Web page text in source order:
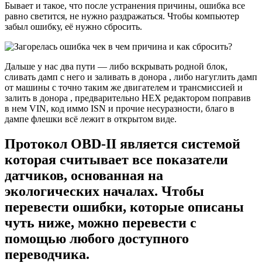
Бывает и такое, что после устранения причины, ошибка все
равно светится, не нужно раздражаться. Чтобы компьютер
забыл ошибку, её нужно сбросить.
Дальше у нас два пути — либо вскрывать родной блок,
сливать дамп с него и заливать в донора , либо нагуглить дамп
от машины с точно таким же двигателем и трансмиссией и
залить в донора , предварительно HEX редактором поправив
в нем VIN, код иммо ISN и прочие несуразности, благо в
дампе флешки всё лежит в открытом виде.
Протокол OBD-II является системой
которая считывает все показатели
датчиков, основанная на
экологических началах. Чтобы
перевести ошибки, которые описаны
чуть ниже, можно перевести с
помощью любого доступного
переводчика.